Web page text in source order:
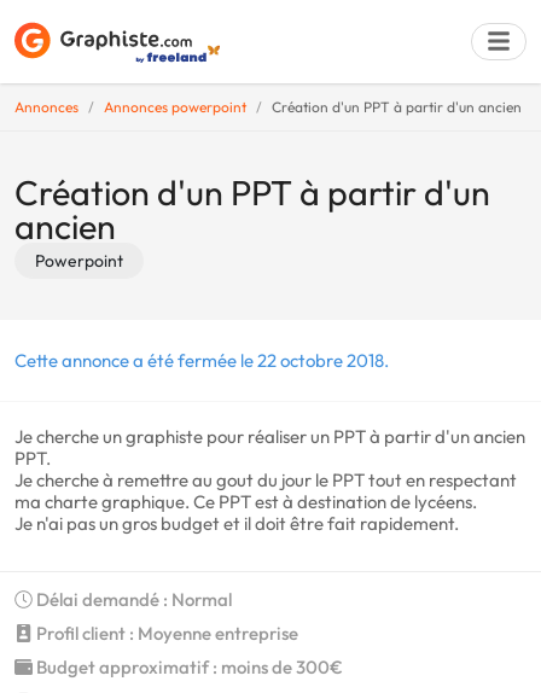
Annonces Annonces powerpoint Création d'un PPT à partir d'un ancien
Création d'un PPT à partir d'un
ancien
Powerpoint
Cette annonce a été fermée le 22 octobre 2018.
Je cherche un graphiste pour réaliser un PPT à partir d'un ancien
PPT.
Je cherche à remettre au gout du jour le PPT tout en respectant
ma charte graphique. Ce PPT est à destination de lycéens.
Je n'ai pas un gros budget et il doit être fait rapidement.
Délai demandé : Normal
Profil client : Moyenne entreprise
Budget approximatif : moins de 300€